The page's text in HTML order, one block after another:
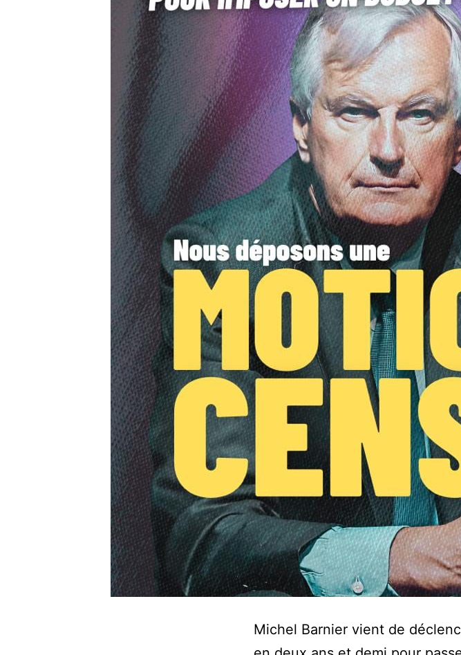
Michel Barnier vient de